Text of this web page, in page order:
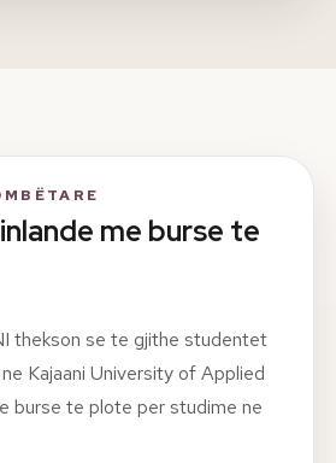
me burse te
thekson se te gjithe studentet
Kajaani University of Applied
burse te plote per studime ne